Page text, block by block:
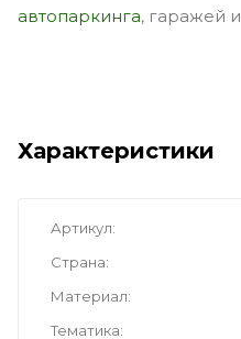
автопаркинга, гаражей и
Характеристики
Артикул
Страна
Материал
Тематика